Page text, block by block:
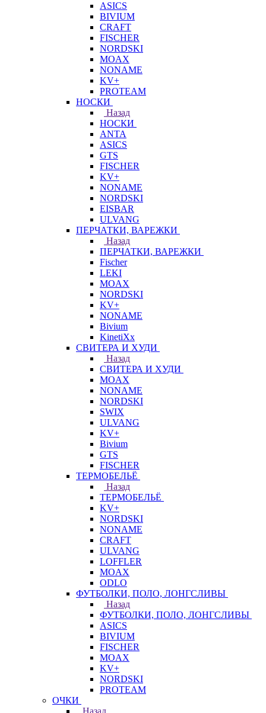
ASICS
BIVIUM
CRAFT
FISCHER
NORDSKI
MOAX
NONAME
KV+
PROTEAM
НОСКИ
Назад
НОСКИ
ANTA
ASICS
GTS
FISCHER
KV+
NONAME
NORDSKI
EISBAR
ULVANG
ПЕРЧАТКИ, ВАРЕЖКИ
Назад
ПЕРЧАТКИ, ВАРЕЖКИ
Fischer
LEKI
MOAX
NORDSKI
KV+
NONAME
Bivium
KinetiXx
СВИТЕРА И ХУДИ
Назад
СВИТЕРА И ХУДИ
MOAX
NONAME
NORDSKI
SWIX
ULVANG
KV+
Bivium
GTS
FISCHER
ТЕРМОБЕЛЬЁ
Назад
ТЕРМОБЕЛЬЁ
KV+
NORDSKI
NONAME
CRAFT
ULVANG
LOFFLER
MOAX
ODLO
ФУТБОЛКИ, ПОЛО, ЛОНГСЛИВЫ
Назад
ФУТБОЛКИ, ПОЛО, ЛОНГСЛИВЫ
ASICS
BIVIUM
FISCHER
MOAX
KV+
NORDSKI
PROTEAM
ОЧКИ
Назад